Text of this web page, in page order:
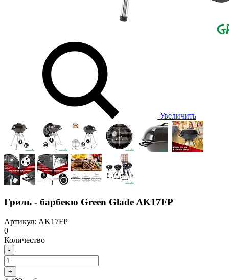
Увеличить
Гриль - барбекю Green Glade AK17FP
Артикул: AK17FP
0
Количество
-
+